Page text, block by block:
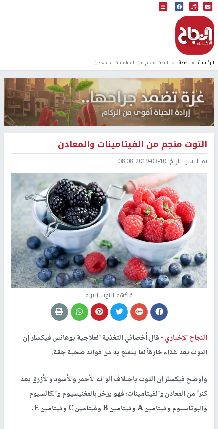
البث المباشر
إذاعة النجاح
الرئيسية صحة التوت منجم من الفيتامينات والمعادن
التوت منجم من الفيتامينات والمعادن
تم النشر بتاريخ: 2019-03-10 08:08
فاكهة التوت البرية
النجاح الإخباري -قال أخصائي التغذية العلاجية يوهانس فيكسلر إن
التوت يعد غذاء خارقاً لما يتمتع به من فوائد صحية جمّة.
وأوضح فيكسلر أنالتوتباختلاف ألوانه الأحمر والأسود والأزرق يعد
كنزاً من المعادن والفيتامينات؛ فهو يزخر بالمغنيسيوم والكالسيوم
والبوتاسيوم وفيتامين A وفيتامين B وفيتامين C وفيتامين E.